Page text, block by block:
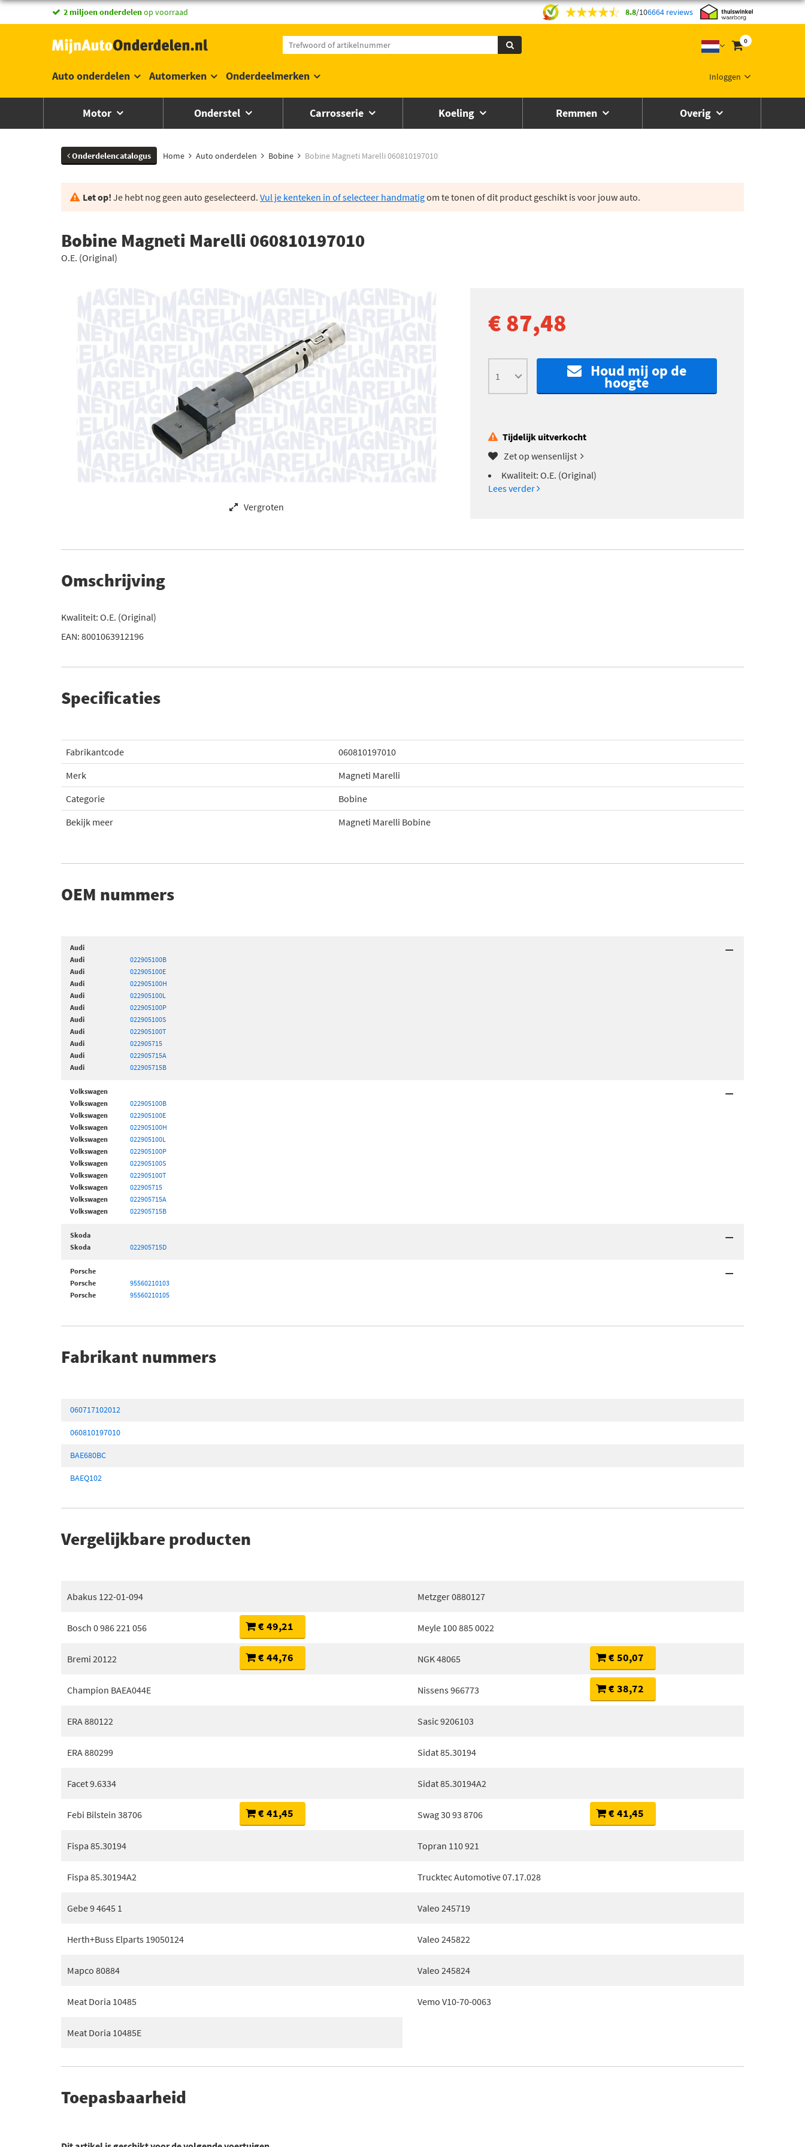
vandaag besteld,morgen in huis * 8.8/106664 reviews
0
Inloggen
Auto onderdelen Automerken Onderdeelmerken
Motor Onderstel Carrosserie Koeling Remmen Overig
Onderdelencatalogus Home Auto onderdelen Bobine Bobine Magneti Marelli 060810197010
Let op! Je hebt nog geen auto geselecteerd. Vul je kenteken in of selecteer handmatigom te tonen of dit product geschikt is voor jouw auto.
Bobine Magneti Marelli 060810197010
O.E. (Original)
Vergroten
€ 87,48
Houd mij op de
hoogte
Tijdelijk uitverkocht
Zet op wensenlijst
Kwaliteit: O.E. (Original)
Lees verder
Omschrijving
Kwaliteit: O.E. (Original)
EAN: 8001063912196
Specificaties
Fabrikantcode
060810197010
Merk
Magneti Marelli
Categorie
Bobine
Bekijk meer
Magneti Marelli Bobine
OEM nummers
Audi
Audi
022905100B
Audi
022905100E
Audi
022905100H
Audi
022905100L
Audi
022905100P
Audi
022905100S
Audi
022905100T
Audi
022905715
Audi
022905715A
Audi
022905715B
Volkswagen
Volkswagen
022905100B
Volkswagen
022905100E
Volkswagen
022905100H
Volkswagen
022905100L
Volkswagen
022905100P
Volkswagen
022905100S
Volkswagen
022905100T
Volkswagen
022905715
Volkswagen
022905715A
Volkswagen
022905715B
Skoda
Skoda
022905715D
Porsche
Porsche
95560210103
Porsche
95560210105
Fabrikant nummers
060717102012
060810197010
BAE680BC
BAEQ102
Vergelijkbare producten
Abakus 122-01-094
Bosch 0 986 221 056 € 49,21
Bremi 20122 € 44,76
Champion BAEA044E
ERA 880122
ERA 880299
Facet 9.6334
Febi Bilstein 38706 € 41,45
Fispa 85.30194
Fispa 85.30194A2
Gebe 9 4645 1
Herth+Buss Elparts 19050124
Mapco 80884
Meat Doria 10485
Meat Doria 10485E
Metzger 0880127
Meyle 100 885 0022
NGK 48065 € 50,07
Nissens 966773 € 38,72
Sasic 9206103
Sidat 85.30194
Sidat 85.30194A2
Swag 30 93 8706 € 41,45
Topran 110 921
Trucktec Automotive 07.17.028
Valeo 245719
Valeo 245822
Valeo 245824
Vemo V10-70-0063
Toepasbaarheid